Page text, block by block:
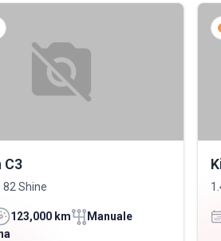
C3
82 Shine
123,000 km
Manuale